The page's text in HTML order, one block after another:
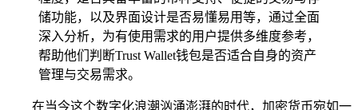
储功能，以及界面设计是否易懂易用等，通过全面
深入分析，为有使用需求的用户提供多维度参考，
帮助他们判断Trust Wallet钱包是否适合自身的资产
管理与交易需求。
在当今这个数字化浪潮汹涌澎湃的时代，加密货币宛如一